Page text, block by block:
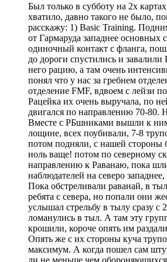
Был только в субботу на 2х
хватило, давно такого не было,
расскажу: 1) Basic Training.
от Гармаруда западнее основных
одиночный контакт с фланга,
до дороги спустились и завалили
него рацию, а там очень
понял что у нас за гребнем
отделение FMF, вдвоем с лейзи
Рацейка их очень выручала, по
двигался по направлению 70-80.
Вместе с РБшниками вышли к
лощине, всех поубивали, 7-8
потом подняли, с нашей стороны
ноль ваще! потом по северному
направлению к Раванаю, пока
наблюдателей на северо западнее,
Пока обстреливали раванай, в
ребята с севера, но попали они
услышал стрельбу в тылу сразу с
ломанулись в тыл. А там эту
крошили, короче опять им
Опять же с их стороны куча
максимум. А когда пошел сам
ли не меньше чем